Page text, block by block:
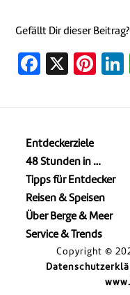
Gefällt Dir dieser
Facebook
X
Entdeckerziele
48 Stunden in …
Tipps für Entdecker
Reisen & Speisen
Über Berge & Meer
Service & Trends
Copyright ©